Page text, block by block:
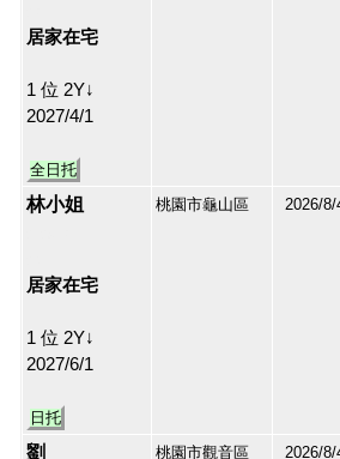
居家在宅
1 位 2Y↓
2027/4/1
全日托
林小姐
居家在宅
1 位 2Y↓
2027/6/1
日托
桃園市龜山區 2026/8/
劉
桃園市觀音區
2026/8/